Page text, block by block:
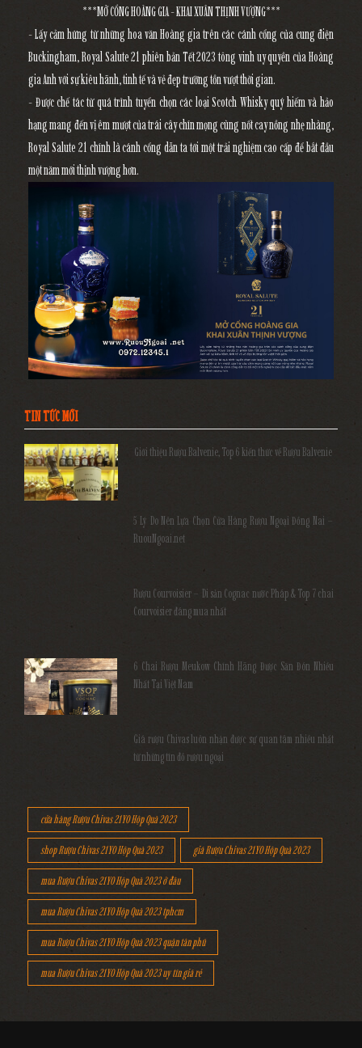
***MỞ CỔNG HOÀNG GIA - KHAI XUÂN THỊNH VƯỢNG***
- Lấy cảm hứng từ những hoa văn Hoàng gia trên các cánh cổng của cung điện
Buckingham, Royal Salute 21 phiên bản Tết 2023 tông vinh uy quyền của Hoàng
gia Anh với sự kiêu hãnh, tinh tế và vẻ đẹp trường tồn vượt thời gian.
- Được chế tác từ quá trình tuyển chọn các loại Scotch Whisky quý hiếm và hảo
hạng mang đến vị êm mượt của trái cây chín mọng cùng nốt cay nồng nhẹ nhàng,
Royal Salute 21 chính là cánh cổng dẫn ta tới một trải nghiệm cao cấp để bắt đầu
một năm mới thịnh vượng hơn.
TIN TỨC MỚI
Giới thiệu Rượu Balvenie, Top 6 kiến thức về Rượu Balvenie
5 Lý Do Nên Lựa Chọn Cửa Hàng Rượu Ngoại Đồng Nai –
RuouNgoai.net
Rượu Courvoisier – Di sản Cognac nước Pháp & Top 7 chai
Courvoisier đáng mua nhất
6 Chai Rượu Meukow Chính Hãng Được Săn Đón Nhiều
Nhất Tại Việt Nam
Giá rượu Chivas luôn nhận được sự quan tâm nhiều nhất
từ những tín đồ rượu ngoại
cửa hàng Rượu Chivas 21YO Hộp Quà 2023
shop Rượu Chivas 21YO Hộp Quà 2023 giá Rượu Chivas 21YO Hộp Quà 2023
mua Rượu Chivas 21YO Hộp Quà 2023 ở đâu
mua Rượu Chivas 21YO Hộp Quà 2023 tphcm
mua Rượu Chivas 21YO Hộp Quà 2023 quận tân phú
mua Rượu Chivas 21YO Hộp Quà 2023 uy tín giá rẻ